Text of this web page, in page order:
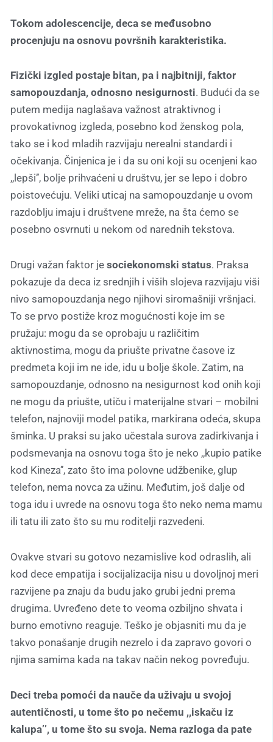
Tokom adolescencije, deca se međusobno
procenjuju na osnovu površnih karakteristika.
Fizički izgled postaje bitan, pa i najbitniji, faktor
samopouzdanja, odnosno nesigurnosti. Budući da se
putem medija naglašava važnost atraktivnog i
provokativnog izgleda, posebno kod ženskog pola,
tako se i kod mladih razvijaju nerealni standardi i
očekivanja. Činjenica je i da su oni koji su ocenjeni kao
,,lepši’’, bolje prihvaćeni u društvu, jer se lepo i dobro
poistovećuju. Veliki uticaj na samopouzdanje u ovom
razdoblju imaju i društvene mreže, na šta ćemo se
posebno osvrnuti u nekom od narednih tekstova.
Drugi važan faktor je sociekonomski status. Praksa
pokazuje da deca iz srednjih i viših slojeva razvijaju viši
nivo samopouzdanja nego njihovi siromašniji vršnjaci.
To se prvo postiže kroz mogućnosti koje im se
pružaju: mogu da se oprobaju u različitim
aktivnostima, mogu da priušte privatne časove iz
predmeta koji im ne ide, idu u bolje škole. Zatim, na
samopouzdanje, odnosno na nesigurnost kod onih koji
ne mogu da priušte, utiču i materijalne stvari – mobilni
telefon, najnoviji model patika, markirana odeća, skupa
šminka. U praksi su jako učestala surova zadirkivanja i
podsmevanja na osnovu toga što je neko ,,kupio patike
kod Kineza’’, zato što ima polovne udžbenike, glup
telefon, nema novca za užinu. Međutim, još dalje od
toga idu i uvrede na osnovu toga što neko nema mamu
ili tatu ili zato što su mu roditelji razvedeni.
Ovakve stvari su gotovo nezamislive kod odraslih, ali
kod dece empatija i socijalizacija nisu u dovoljnoj meri
razvijene pa znaju da budu jako grubi jedni prema
drugima. Uvređeno dete to veoma ozbiljno shvata i
burno emotivno reaguje. Teško je objasniti mu da je
takvo ponašanje drugih nezrelo i da zapravo govori o
njima samima kada na takav način nekog povređuju.
Deci treba pomoći da nauče da uživaju u svojoj
autentičnosti, u tome što po nečemu ,,iskaču iz
kalupa’’, u tome što su svoja. Nema razloga da pate